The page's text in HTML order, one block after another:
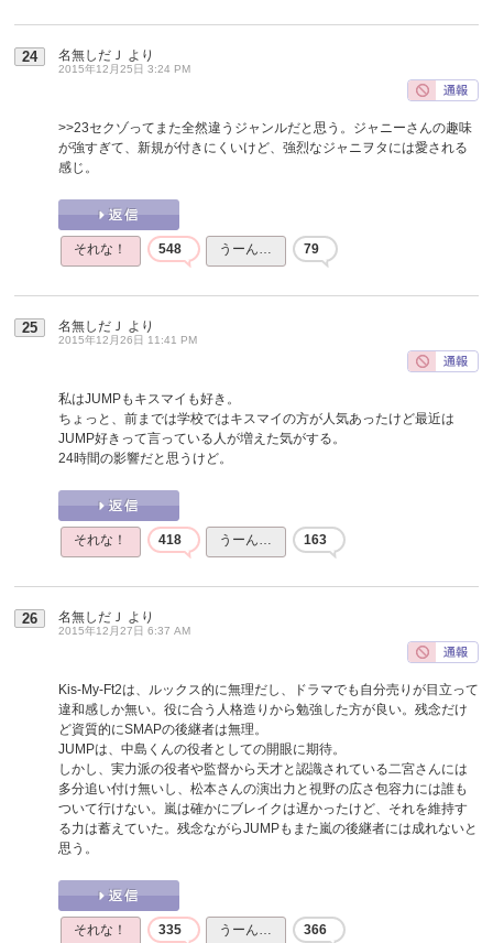
24 名無しだＪ より
2015年12月25日 3:24 PM
>>23セクゾってまた全然違うジャンルだと思う。ジャニーさんの趣味
が強すぎて、新規が付きにくいけど、強烈なジャニヲタには愛される
感じ。
それな！ 548 うーん… 79
25 名無しだＪ より
2015年12月26日 11:41 PM
私はJUMPもキスマイも好き。
ちょっと、前までは学校ではキスマイの方が人気あったけど最近は
JUMP好きって言っている人が増えた気がする。
24時間の影響だと思うけど。
それな！ 418 うーん… 163
26 名無しだＪ より
2015年12月27日 6:37 AM
Kis-My-Ft2は、ルックス的に無理だし、ドラマでも自分売りが目立って
違和感しか無い。役に合う人格造りから勉強した方が良い。残念だけ
ど資質的にSMAPの後継者は無理。
JUMPは、中島くんの役者としての開眼に期待。
しかし、実力派の役者や監督から天才と認識されている二宮さんには
多分追い付け無いし、松本さんの演出力と視野の広さ包容力には誰も
ついて行けない。嵐は確かにブレイクは遅かったけど、それを維持す
る力は蓄えていた。残念ながらJUMPもまた嵐の後継者には成れないと
思う。
それな！ 335 うーん… 366